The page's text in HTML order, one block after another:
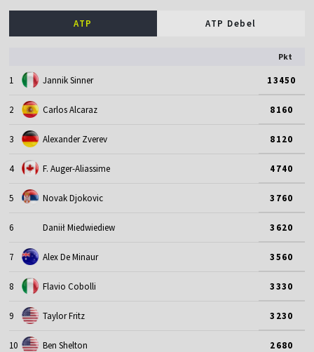
ATP ATP Debel
Pkt
1 Jannik Sinner 13450
2 Carlos Alcaraz 8160
3 Alexander Zverev 8120
4 F. Auger-Aliassime 4740
5 Novak Djokovic 3760
6 Daniił Miedwiediew 3620
7 Alex De Minaur 3560
8 Flavio Cobolli 3330
9 Taylor Fritz 3230
10 Ben Shelton 2680